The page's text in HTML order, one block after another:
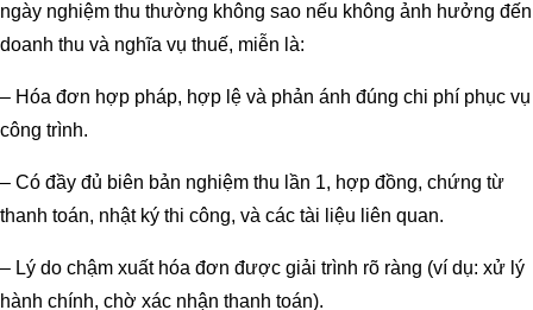
ngày nghiệm thu thường không sao nếu không ảnh hưởng đến
doanh thu và nghĩa vụ thuế, miễn là:
– Hóa đơn hợp pháp, hợp lệ và phản ánh đúng chi phí phục vụ
công trình.
– Có đầy đủ biên bản nghiệm thu lần 1, hợp đồng, chứng từ
thanh toán, nhật ký thi công, và các tài liệu liên quan.
– Lý do chậm xuất hóa đơn được giải trình rõ ràng (ví dụ: xử lý
hành chính, chờ xác nhận thanh toán).